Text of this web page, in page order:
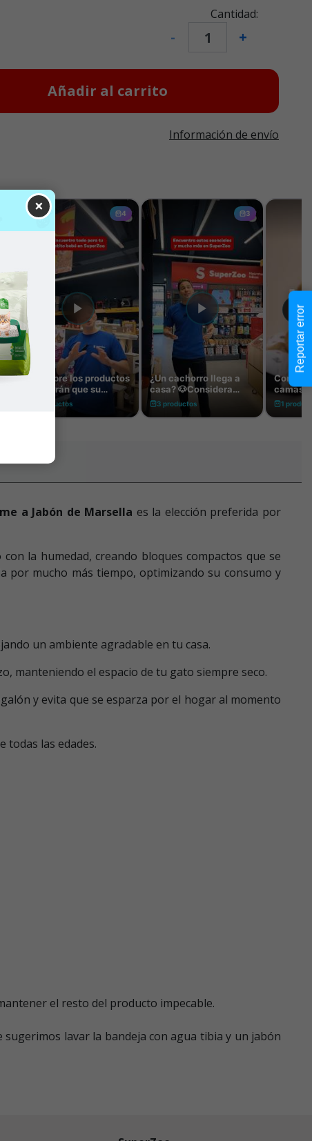
Cantidad:
- +
Añadir al carrito
Información de envío
a Jabón de Marsella es la elección preferida por
la humedad, creando bloques compactos que se
por mucho más tiempo, optimizando su consumo y
un ambiente agradable en tu casa.
manteniendo el espacio de tu gato siempre seco.
y evita que se esparza por el hogar al momento
todas las edades.
el resto del producto impecable.
lavar la bandeja con agua tibia y un jabón
×
Reportar error